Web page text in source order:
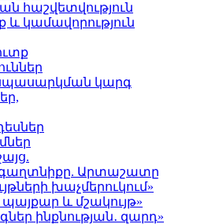
հաշվետվություն
կամավորություն
կարգ
գաղտնիքը. Արտաշատը
խաչմերուկում»
պայքար և մշակույթ»
ինքնության․ զարդ»